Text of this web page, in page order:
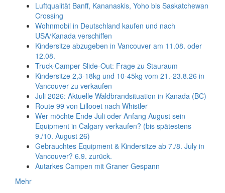
Luftqualität Banff, Kananaskis, Yoho bis Saskatchewan
Crossing
Wohnmobil in Deutschland kaufen und nach
USA/Kanada verschiffen
Kindersitze abzugeben in Vancouver am 11.08. oder
12.08.
Truck-Camper Slide-Out: Frage zu Stauraum
Kindersitze 2,3-18kg und 10-45kg vom 21.-23.8.26 in
Vancouver zu verkaufen
Juli 2026: Aktuelle Waldbrandsituation in Kanada (BC)
Route 99 von Lillooet nach Whistler
Wer möchte Ende Juli oder Anfang August sein
Equipment in Calgary verkaufen? (bis spätestens
9./10. August 26)
Gebrauchtes Equipment & Kindersitze ab 7./8. July in
Vancouver? 6.9. zurück.
Autarkes Campen mit Graner Gespann
Mehr